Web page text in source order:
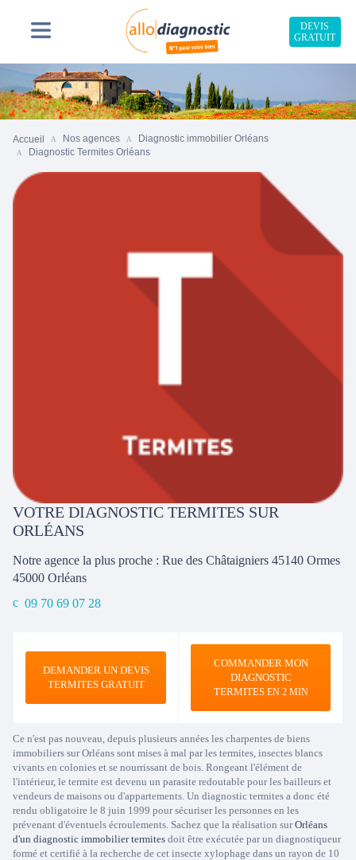
DEVIS
GRATUIT
Accueil Nos agences
Diagnostic immobilier Orléans
Diagnostic Termites Orléans
VOTRE DIAGNOSTIC TERMITES SUR
ORLÉANS
Notre agence la plus proche : Rue des Châtaigniers 45140 Ormes
45000 Orléans
09 70 69 07 28
DEMANDER UN DEVIS
TERMITES GRATUIT
COMMANDER MON
DIAGNOSTIC
TERMITESEN 2 MIN
Ce n'est pas nouveau, depuis plusieurs années les charpentes de biens
immobiliers sur Orléans sont mises à mal par les termites, insectes blancs
vivants en colonies et se nourrissant de bois. Rongeant l'élément de
l'intérieur, le termite est devenu un parasite redoutable pour les bailleurs et
vendeurs de maisons ou d'appartements. Un diagnostic termites a donc été
rendu obligatoire le 8 juin 1999 pour sécuriser les personnes en les
prévenant d'éventuels écroulements. Sachez que la réalisation surOrléans
d'un diagnostic immobilier termites doit être exécutée par un diagnostiqueur
formé et certifié à la recherche de cet insecte xylophage dans un rayon de 10